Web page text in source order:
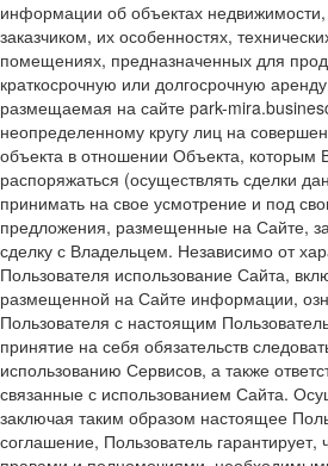
информации об объектах
заказчиком, их особенностях,
помещениях, предназначенных для
краткосрочную или долгосрочную
размещаемая на сайте park-
неопределенному кругу лиц на
объекта в отношении Объекта, которым
распоряжаться (осуществлять сделки
принимать на свое усмотрение и под
предложения, размещенные на Сайте,
сделку с Владельцем. Независимо от
Пользователя использование Сайта,
размещенной на Сайте информации,
Пользователя с настоящим
принятие на себя обязательств
использованию Сервисов, а также
связанные с использованием Сайта.
заключая таким образом настоящее
соглашение, Пользователь гарантирует,